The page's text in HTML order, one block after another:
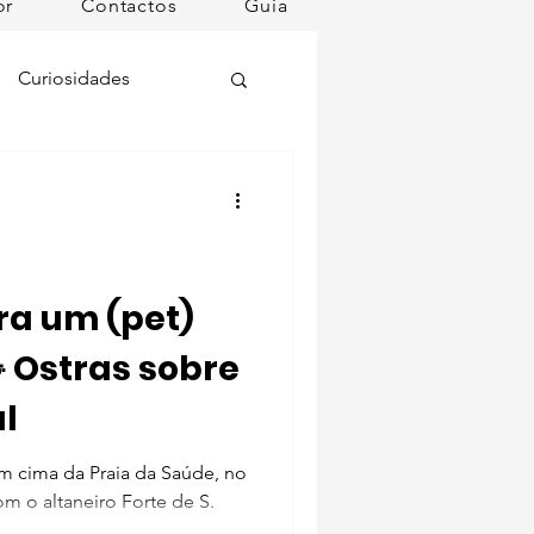
Contactos Guia
Curiosidades
Dog Spa
um (pet)
Ostras sobre
cima da Praia da Saúde, no
o altaneiro Forte de S.